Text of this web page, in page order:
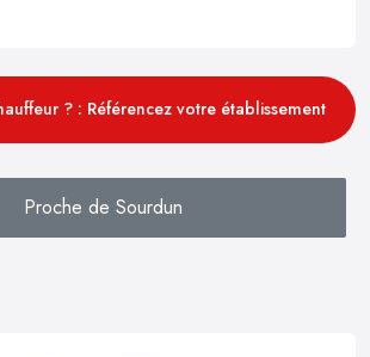
? : Référencez votre établissement
Proche de Sourdun